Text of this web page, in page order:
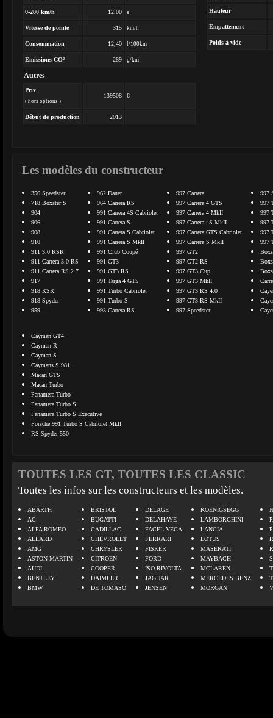
0-200 km/h 12,00 s
Vitesse de pointe 315 km/h
Consommation 12,40 l/100km
Emissions CO² 289 g/km
Autres
Prix
( hors options )
139508 €
Début de production 2013
Hauteur
Empattement
Poids à vide
Les modèles du constructeur
356 Speedster
718 Boxster S
904
906
908
910
911 3.0 RSR
911 Carrera 3.0 RS
911 Carrera RS 2.7
917
918 RSR
918 Spyder
959
962 Dauer
964 Carrera RS
991 Carrera 4S Cabriolet
991 Carrera S
991 Carrera S Cabriolet
991 Carrera S MkII
991 Club Coupé
991 GT3
991 GT3 RS
991 Targa 4 GTS
991 Turbo Cabriolet
991 Turbo S
993 Carrera RS
997 Carrera
997 Carrera 4 GTS
997 Carrera 4 MkII
997 Carrera 4S MkII
997 Carrera GTS Cabriolet
997 Carrera S MkII
997 GT2
997 GT2 RS
997 GT3 Cup
997 GT3 MkII
997 GT3 RS 4.0
997 GT3 RS MkII
997 Speedster
997
997
997
997
997
997
Cayman GT4
Cayman R
Cayman S
Caymans S 981
Macan GTS
Macan Turbo
Panamera Turbo
Panamera Turbo S
Panamera Turbo S Executive
Porsche 991 Turbo S Cabriolet MkII
RS Spyder 550
TOUTES LES GT, TOUTES LES CLASSIC
Toutes les infos sur les constructeurs et les modèles.
ABARTH
AC
ALFA ROMEO
ALLARD
AMG
ASTON MARTIN
AUDI
BENTLEY
BMW
BRISTOL
BUGATTI
CADILLAC
CHEVROLET
CHRYSLER
CITROEN
COOPER
DAIMLER
DE TOMASO
DELAGE
DELAHAYE
FACEL VEGA
FERRARI
FISKER
FORD
ISO RIVOLTA
JAGUAR
JENSEN
KOENIGSEGG
LAMBORGHINI
LANCIA
LOTUS
MASERATI
MAYBACH
MCLAREN
MERCEDES BENZ
MORGAN